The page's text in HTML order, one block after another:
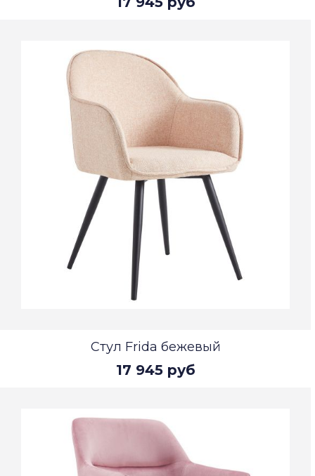
Стул Frida бежевый
17 945 руб